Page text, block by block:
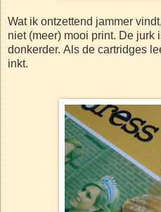
Wat ik ontzettend jammer
niet (meer) mooi print. De jurk
donkerder. Als de cartridges
inkt.